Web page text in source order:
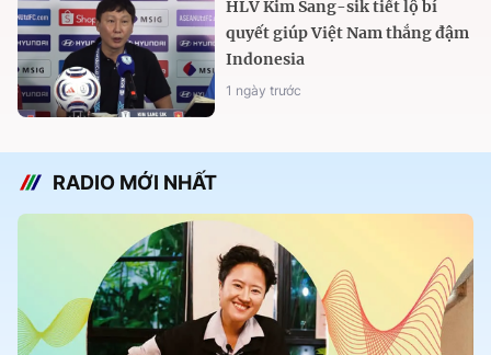
HLV Kim Sang-sik tiết lộ bí
quyết giúp Việt Nam thắng đậm
Indonesia
1 ngày trước
RADIO MỚI NHẤT